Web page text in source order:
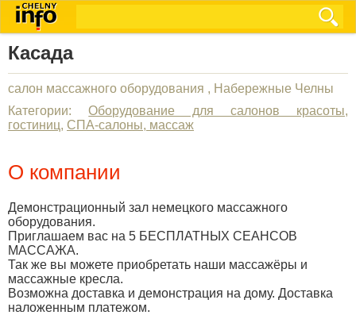
Касада
салон массажного оборудования , Набережные Челны
Категории:Оборудование для салонов красоты,
гостиниц, СПА-салоны, массаж
О компании
Демонстрационный зал немецкого массажного
оборудования.
Приглашаем вас на 5 БЕСПЛАТНЫХ СЕАНСОВ
МАССАЖА.
Так же вы можете приобретать наши массажёры и
массажные кресла.
Возможна доставка и демонстрация на дому. Доставка
наложенным платежом.